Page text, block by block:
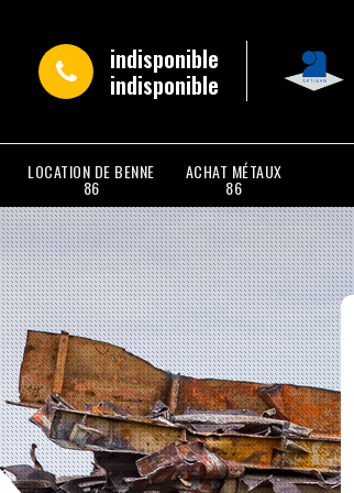
indisponible
indisponible
LOCATION DE BENNE
86
ACHAT MÉTAUX
86